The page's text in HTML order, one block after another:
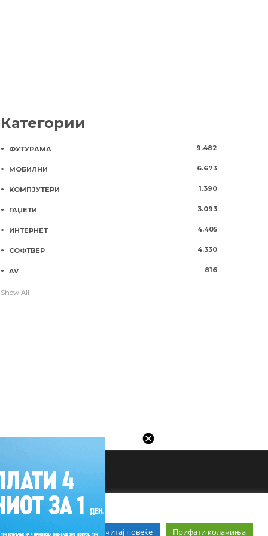
Категории
ФУТУРАМА 9.482
МОБИЛНИ 6.673
КОМПЈУТЕРИ 1.390
ГАЏЕТИ 3.093
ИНТЕРНЕТ 4.405
СОФТВЕР 4.330
AV 816
Show All
Прочитај повеќе Прифати колачиња